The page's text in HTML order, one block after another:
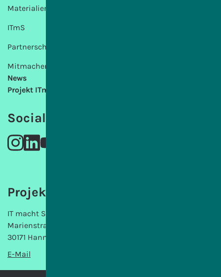
Materialien
ITmS
Partnerschulen
Mitmachen
News
Projekt ITmS
Social Media
Projektträgerin
IT macht Schule gemeinnützige GmbH
Marienstraße 6
30171 Hannover
E-Mail